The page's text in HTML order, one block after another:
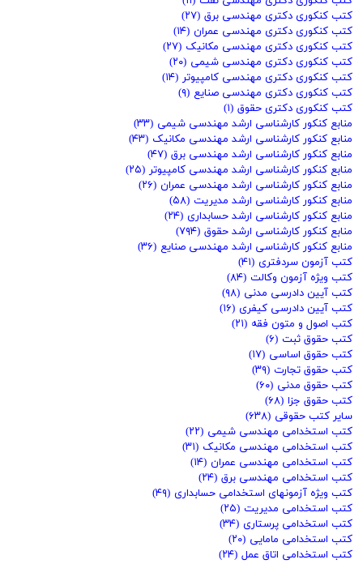
کتب کنکوری دکتری مهندسی برق (۲۷)
کتب کنکوری دکتری مهندسی عمران (۱۴)
کتب کنکوری دکتری مهندسی مکانیک (۲۷)
کتب کنکوری دکتری مهندسی شیمی (۲۰)
کتب کنکوری دکتری مهندسی کامپیوتر (۱۴)
کتب کنکوری دکتری مهندسی صنایع (۹)
کتب کنکوری دکتری حقوق (۱)
منابع کنکور کارشناسی ارشد مهندسی شیمی (۳۳)
منابع کنکور کارشناسی ارشد مهندسی مکانیک (۴۳)
منابع کنکور کارشناسی ارشد مهندسی برق (۴۷)
منابع کنکور کارشناسی ارشد مهندسی کامپیوتر (۲۵)
منابع کنکور کارشناسی ارشد مهندسی عمران (۲۶)
منابع کنکور کارشناسی ارشد مدیریت (۵۸)
منابع کنکور کارشناسی ارشد حسابداری (۲۴)
منابع کنکور کارشناسی ارشد حقوق (۷۹۴)
منابع کنکور کارشناسی ارشد مهندسی صنایع (۳۶)
کتب آزمون سردفتری (۴۱)
کتب ویژه آزمون وکالت (۸۴)
کتب آیین دادرسی مدنی (۹۸)
کتب آیین دادرسی کیفری (۱۶)
کتب اصول و متون فقه (۲۱)
کتب حقوق ثبت (۶)
کتب حقوق اساسی (۱۷)
کتب حقوق تجارت (۳۹)
کتب حقوق مدنی (۶۰)
کتب حقوق جزا (۶۸)
سایر کتب حقوقی (۶۳۸)
کتب استخدامی مهندسی شیمی (۲۲)
کتب استخدامی مهندسی مکانیک (۳۱)
کتب استخدامی مهندسی عمران (۱۴)
کتب استخدامی مهندسی برق (۲۴)
کتب ویژه آزمونهای استخدامی حسابداری (۴۹)
کتب استخدامی مدیریت (۲۵)
کتب استخدامی پرستاری (۳۴)
کتب استخدامی مامایی (۲۰)
کتب استخدامی اتاق عمل (۲۴)